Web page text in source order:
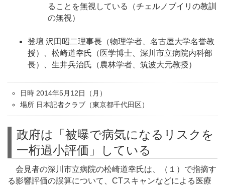
ることを無視している（チェルノブイリの教訓
の無視）
登壇 沢田昭二理事長（物理学者、名古屋大学名誉教
授）、松崎道幸氏（医学博士、深川市立病院内科部
長）、生井兵治氏（農林学者、筑波大元教授）
日時 2014年5月12日（月）
場所 日本記者クラブ（東京都千代田区）
政府は「被曝で病気になるリスクを
一桁過小評価」している
会見者の深川市立病院の松崎道幸氏は、（１）で指摘す
る影響評価の誤算について、CTスキャンなどによる医療